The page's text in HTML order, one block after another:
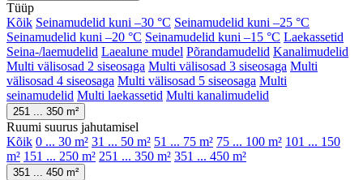
Tüüp
Kõik Seinamudelid kuni –30 °C Seinamudelid kuni –25 °C
Seinamudelid kuni –20 °C Seinamudelid kuni –15 °C Laekassetid
Seina-/laemudelid Laealune mudel Põrandamudelid Kanalimudelid
Multi välisosad 2 siseosaga Multi välisosad 3 siseosaga Multi
välisosad 4 siseosaga Multi välisosad 5 siseosaga Multi
seinamudelid Multi laekassetid Multi kanalimudelid
251 ... 350 m²
Ruumi suurus jahutamisel
Kõik 0 ... 30 m² 31 ... 50 m² 51 ... 75 m² 75 ... 100 m² 101 ... 150
m² 151 ... 250 m² 251 ... 350 m² 351 ... 450 m²
351 ... 450 m²